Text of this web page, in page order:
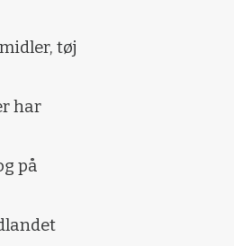
tøj
har
på